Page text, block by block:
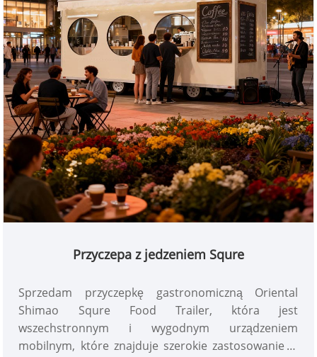
Przyczepa z jedzeniem Squre
Sprzedam przyczepkę gastronomiczną Oriental
Shimao Squre Food Trailer, która jest
wszechstronnym i wygodnym urządzeniem
mobilnym, które znajduje szerokie zastosowanie w